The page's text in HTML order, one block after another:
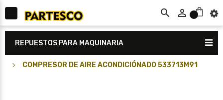
 
REPUESTOS PARA MAQUINARIA
COMPRESOR DE AIRE ACONDICIÓNADO 533713M91